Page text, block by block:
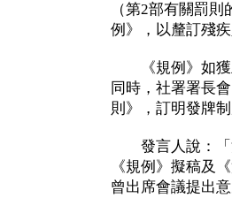
（第2部有關罰
例》，以釐訂殘
《規例》如獲
同時，社署署長
則》，訂明發牌
發言人說：「
《規例》擬稿及
曾出席會議提出